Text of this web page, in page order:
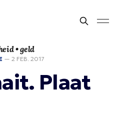
• geld
— 2 FEB. 2017
Plaat